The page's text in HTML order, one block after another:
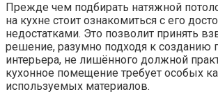
Прежде чем подбирать натяжной
на кухне стоит ознакомиться с его
недостатками. Это позволит принять
решение, разумно подходя к созданию
интерьера, не лишённого должной
кухонное помещение требует особых
используемых материалов.